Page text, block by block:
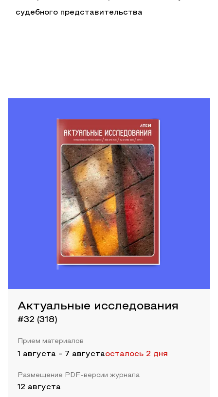
судебного представительства
Актуальные исследования
#32 (318)
Прием материалов
1 августа - 7 августаосталось 2 дня
Размещение PDF-версии журнала
12 августа